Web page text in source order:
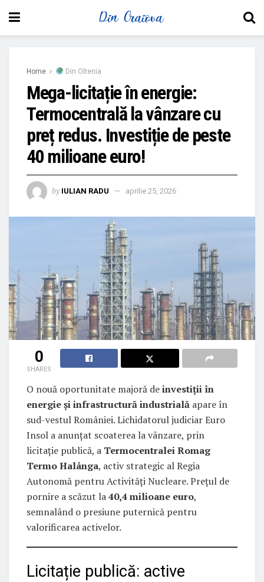
Home Din Oltenia
Mega-licitație în energie:
Termocentrală la vânzare cu
preț redus. Investiție de peste
40 milioane euro!
by IULIAN RADU aprilie 25, 2026
0
SHARES
O nouă oportunitate majoră deinvestiții în
energie și infrastructură industrială apare în
sud-vestul României. Lichidatorul judiciar Euro
Insol a anunțat scoaterea la vânzare, prin
licitație publică, a Termocentralei Romag
Termo Halânga, activ strategic al Regia
Autonomă pentru Activități Nucleare. Prețul de
pornire a scăzut la40,4 milioane euro,
semnalând o presiune puternică pentru
valorificarea activelor.
Licitație publică: active